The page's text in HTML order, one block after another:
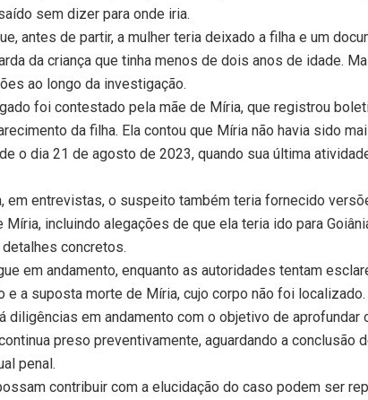
sem dizer para onde iria.
antes de partir, a mulher teria deixado a filha e um
da criança que tinha menos de dois anos de idade.
ao longo da investigação.
foi contestado pela mãe de Míria, que registrou
da filha. Ela contou que Míria não havia sido
o dia 21 de agosto de 2023, quando sua última
em entrevistas, o suspeito também teria fornecido
incluindo alegações de que ela teria ido para
concretos.
em andamento, enquanto as autoridades tentam
e a suposta morte de Míria, cujo corpo não foi localizado.
diligências em andamento com o objetivo de
preso preventivamente, aguardando a conclusão
penal.
contribuir com a elucidação do caso podem ser